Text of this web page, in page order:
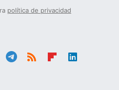
política de privacidad